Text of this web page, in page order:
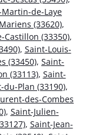
de-Laye
(33620),
Castillon (33350),
, Saint-Louis-
(33450), Saint-
(33113), Saint-
Plan (33190),
des-Combes
, Saint-Julien-
, Saint-Jean-